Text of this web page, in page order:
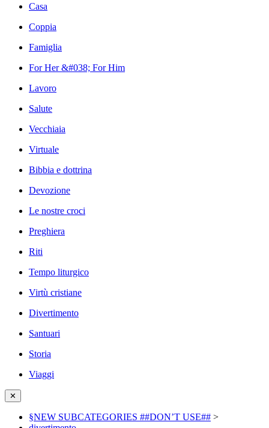
Casa
Coppia
Famiglia
For Her &#038; For Him
Lavoro
Salute
Vecchiaia
Virtuale
Bibbia e dottrina
Devozione
Le nostre croci
Preghiera
Riti
Tempo liturgico
Virtù cristiane
Divertimento
Santuari
Storia
Viaggi
✕
§NEW SUBCATEGORIES ##DON’T USE## >